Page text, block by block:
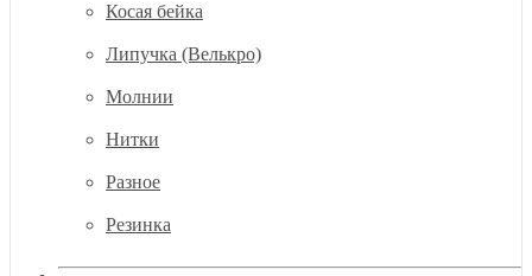
Косая бейка
Липучка (Велькро)
Молнии
Нитки
Разное
Резинка